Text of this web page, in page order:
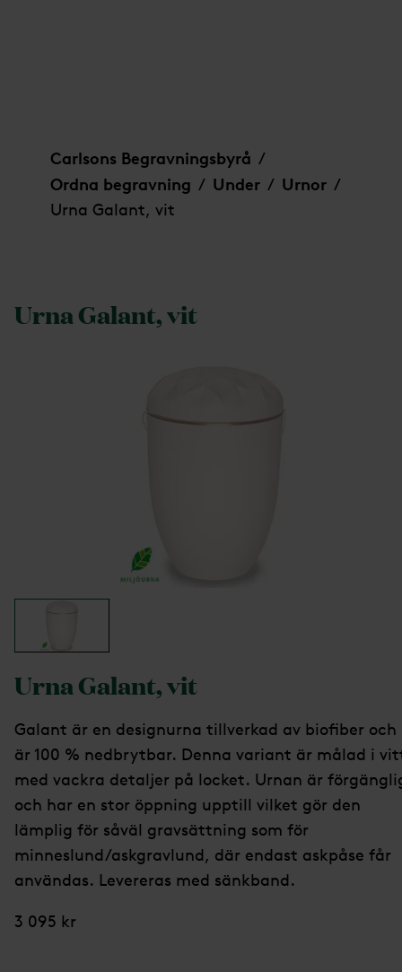
Carlsons Begravningsbyrå /
Ordna begravning / Under / Urnor /
Urna Galant, vit
Urna Galant, vit
Urna Galant, vit
Galant är en designurna tillverkad av biofiber och
är 100 % nedbrytbar. Denna variant är målad i
med vackra detaljer på locket. Urnan är
och har en stor öppning upptill vilket gör den
lämplig för såväl gravsättning som för
minneslund/askgravlund, där endast askpåse får
användas. Levereras med sänkband.
3 095 kr